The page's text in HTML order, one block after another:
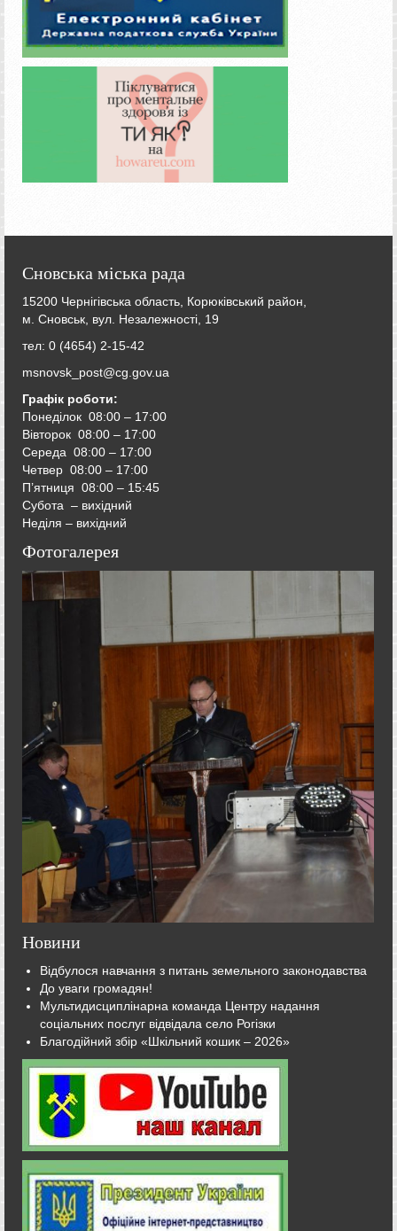
Сновська міська рада
15200 Чернігівська область, Корюківський район,
м. Сновськ, вул. Незалежності, 19
тел: 0 (4654) 2-15-42
msnovsk_post@cg.gov.ua
Графік роботи:
Понеділок 08:00 – 17:00
Вівторок 08:00 – 17:00
Середа 08:00 – 17:00
Четвер 08:00 – 17:00
П’ятниця 08:00 – 15:45
Субота – вихідний
Неділя – вихідний
Фотогалерея
Новини
Відбулося навчання з питань земельного законодавства
До уваги громадян!
Мультидисциплінарна команда Центру надання
соціальних послуг відвідала село Рогізки
Благодійний збір «Шкільний кошик – 2026»